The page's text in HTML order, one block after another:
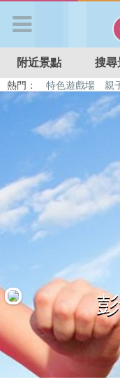
APP登入
首 頁
搜尋景點
好康優惠
最新留言
商家合作
推薦景點
附近景點 搜尋
熱門： 特色遊戲場 親
溜滑梯民宿
觀光工廠